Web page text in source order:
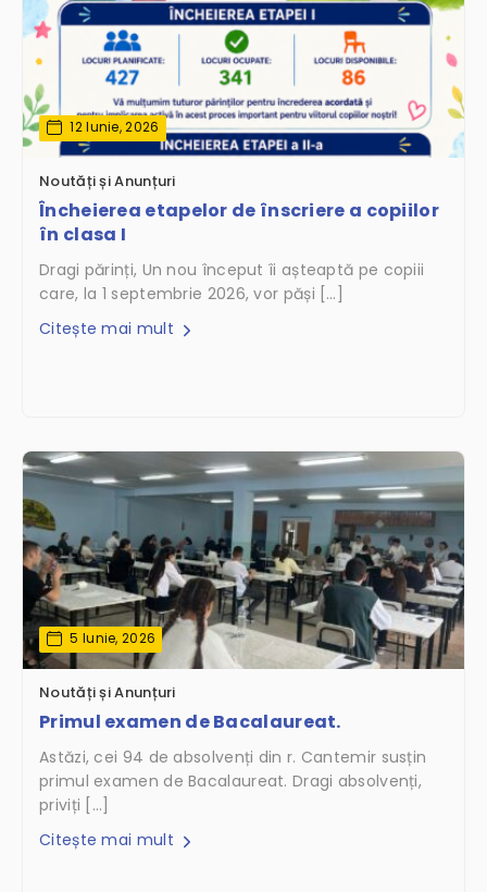
12 Iunie, 2026
Noutăți și Anunțuri
Încheierea etapelor de înscriere a copiilor
în clasa I
Dragi părinți, Un nou început îi așteaptă pe copiii
care, la 1 septembrie 2026, vor păși […]
Citește mai mult
5 Iunie, 2026
Noutăți și Anunțuri
Primul examen de Bacalaureat.
Astăzi, cei 94 de absolvenți din r. Cantemir susțin
primul examen de Bacalaureat. Dragi absolvenți,
priviți […]
Citește mai mult